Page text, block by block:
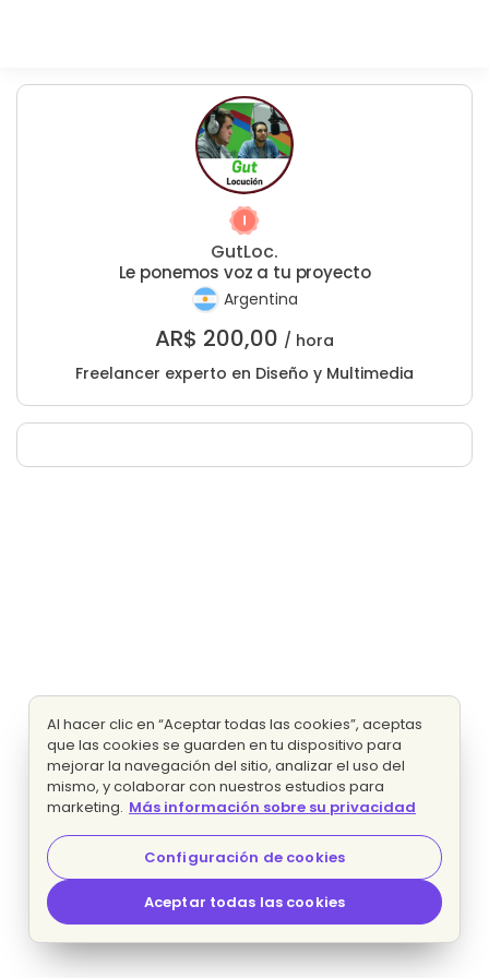
GutLoc.
Le ponemos voz a tu proyecto
Argentina
AR$ 200,00 / hora
Freelancer experto en Diseño y Multimedia
Al hacer clic en “Aceptar todas las cookies”, aceptas
que las cookies se guarden en tu dispositivo para
mejorar la navegación del sitio, analizar el uso del
mismo, y colaborar con nuestros estudios para
marketing. Más información sobre su privacidad
Configuración de cookies
Aceptar todas las cookies